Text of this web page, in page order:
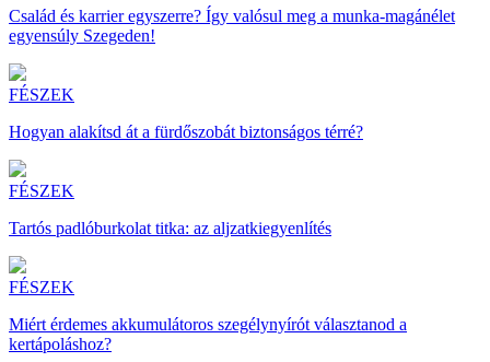
Család és karrier egyszerre? Így valósul meg a munka-magánélet
egyensúly Szegeden!
FÉSZEK
Hogyan alakítsd át a fürdőszobát biztonságos térré?
FÉSZEK
Tartós padlóburkolat titka: az aljzatkiegyenlítés
FÉSZEK
Miért érdemes akkumulátoros szegélynyírót választanod a
kertápoláshoz?